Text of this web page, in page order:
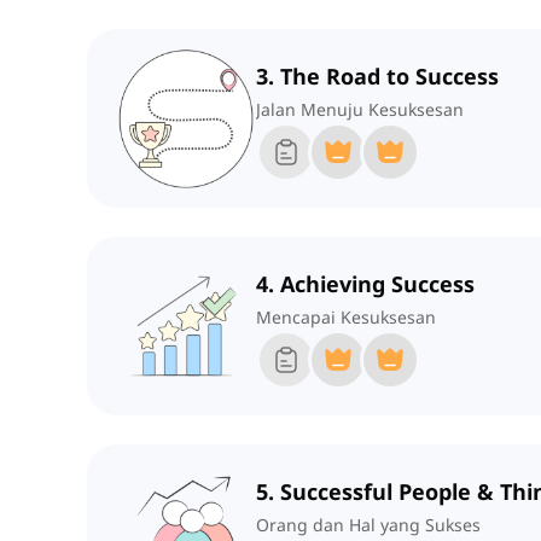
3. The Road to Success
Jalan Menuju Kesuksesan
4. Achieving Success
Mencapai Kesuksesan
5. Successful People &
Orang dan Hal yang Sukses